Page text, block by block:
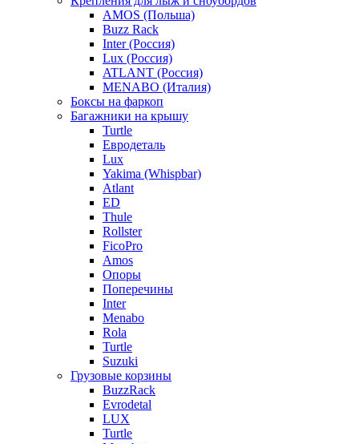
AMOS (Польша)
Buzz Rack
Inter (Россия)
Lux (Россия)
ATLANT (Россия)
MENABO (Италия)
Боксы на фаркоп
Багажники на крышу
Turtle
Евродеталь
Lux
Yakima (Whispbar)
Atlant
ED
Thule
Rollster
FicoPro
Amos
Опоры
Поперечины
Inter
Menabo
Rola
Turtle
Suzuki
Грузовые корзины
BuzzRack
Evrodetal
LUX
Turtle